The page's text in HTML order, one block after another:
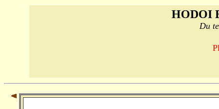
HODOI
Du